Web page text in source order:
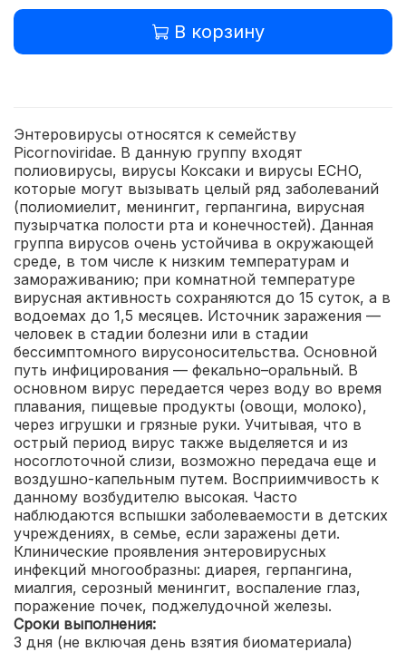
В корзину
Энтеровирусы относятся к семейству
Picornoviridae. В данную группу входят
полиовирусы, вирусы Коксаки и вирусы ECHO,
которые могут вызывать целый ряд заболеваний
(полиомиелит, менингит, герпангина, вирусная
пузырчатка полости рта и конечностей). Данная
группа вирусов очень устойчива в окружающей
среде, в том числе к низким температурам и
замораживанию; при комнатной температуре
вирусная активность сохраняются до 15 суток, а в
водоемах до 1,5 месяцев. Источник заражения —
человек в стадии болезни или в стадии
бессимптомного вирусоносительства. Основной
путь инфицирования — фекально–оральный. В
основном вирус передается через воду во время
плавания, пищевые продукты (овощи, молоко),
через игрушки и грязные руки. Учитывая, что в
острый период вирус также выделяется и из
носоглоточной слизи, возможно передача еще и
воздушно-капельным путем. Восприимчивость к
данному возбудителю высокая. Часто
наблюдаются вспышки заболеваемости в детских
учреждениях, в семье, если заражены дети.
Клинические проявления энтеровирусных
инфекций многообразны: диарея, герпангина,
миалгия, серозный менингит, воспаление глаз,
поражение почек, поджелудочной железы.
Сроки выполнения:
3 дня (не включая день взятия биоматериала)